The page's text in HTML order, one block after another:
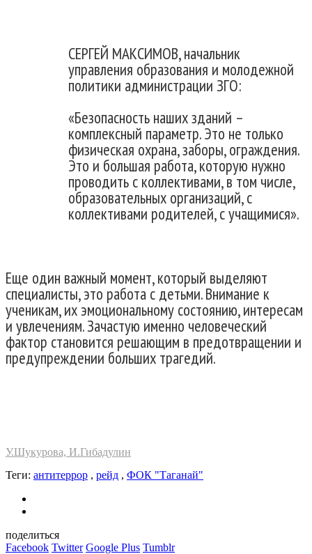
СЕРГЕЙ МАКСИМОВ, начальник
управления образования и молодежной
политики администрации ЗГО:
«Безопасность наших зданий –
комплексный параметр. Это не только
физическая охрана, заборы, ограждения.
Это и большая работа, которую нужно
проводить с коллективами, в том числе,
образовательных организаций, с
коллективами родителей, с учащимися».
Еще один важный момент, который выделяют
специалисты, это работа с детьми. Внимание к
ученикам, их эмоциональному состоянию, интересам
и увлечениям. Зачастую именно человеческий
фактор становится решающим в предотвращении и
предупреждении больших трагедий.
У.Шукурова, И.Гибадулин
Теги: антитеррор , рейд , ФОК "Таганай"
поделиться
Facebook Twitter Google Plus Tumblr